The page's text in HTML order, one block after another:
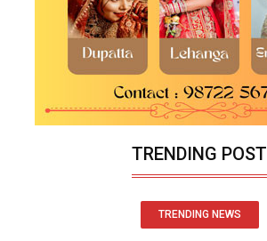
TRENDING POST
TRENDING NEWS